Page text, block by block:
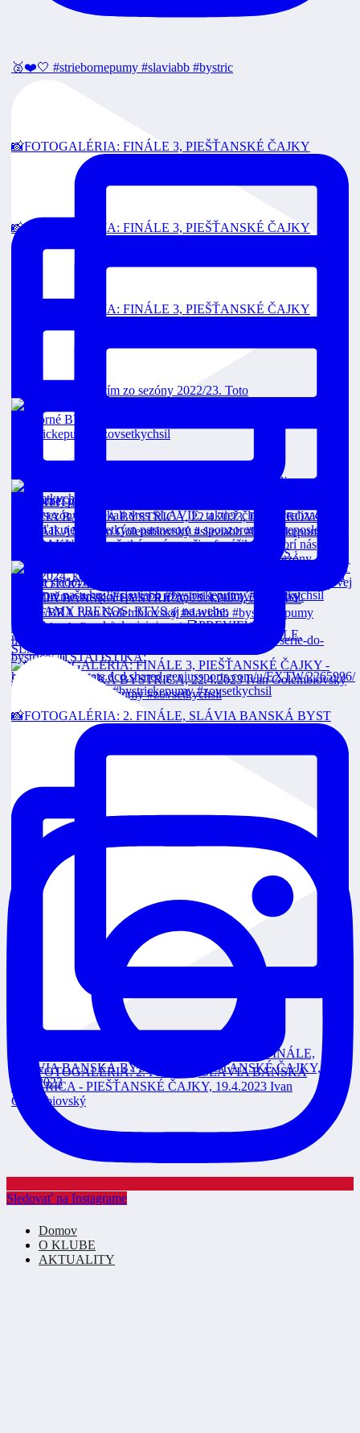
🥈❤️🤍 #striebornepumy #slaviabb #bystric
📸FOTOGALÉRIA: FINÁLE 3, PIEŠŤANSKÉ ČAJKY
📸FOTOGALÉRIA: FINÁLE 3, PIEŠŤANSKÉ ČAJKY
📸FOTOGALÉRIA: FINÁLE 3, PIEŠŤANSKÉ ČAJKY
Toto je strieborný tím zo sezóny 2022/23. Toto
FINÁLE 3 Dnes o 18:00 v priamom prenose na RTVS :
VEOLIA POZÁPASOVÉ ROZHOVORY: 2. FINÁLE,
SLÁVIA
📸FOTOGALÉRIA: 2. FINÁLE, SLÁVIA BANSKÁ BYST
Sledovať na Instagrame
Domov
O KLUBE
AKTUALITY